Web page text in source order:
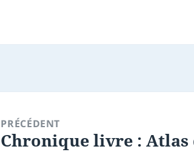
PRÉCÉDENT
Article
Chronique livre : Atlas